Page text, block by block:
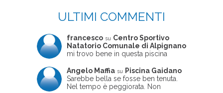
ULTIMI COMMENTI
francesco su Centro Sportivo
Natatorio Comunale di Alpignano
mi trovo bene in questa piscina
Angelo Maffia su
Piscina Gaidano
Sarebbe bella se fosse ben tenuta.
Nel tempo è peggiorata. Non